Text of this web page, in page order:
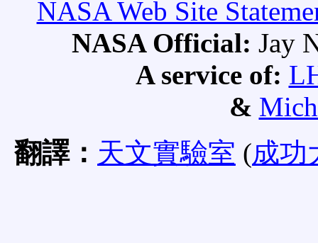
NASA Web Site
NASA Official: Jay
A service of:
&
翻譯： 天文實驗室 (成功